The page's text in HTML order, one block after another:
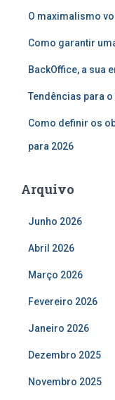
O maximalismo
Como garantir
BackOffice, a sua
Tendências para
Como definir os
para 2026
Arquivo
Junho 2026
Abril 2026
Março 2026
Fevereiro 2026
Janeiro 2026
Dezembro 2025
Novembro 2025